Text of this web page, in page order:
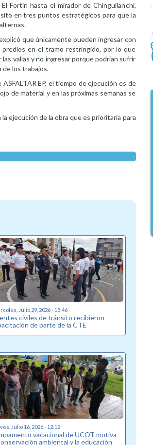
Fortín hasta el mirador de Chinguilanchi,
en tres puntos estratégicos para que la
que únicamente pueden ingresar con
en el tramo restringido, por lo que
las vallas y no ingresar porque podrían sufrir
de los trabajos.
EP, el tiempo de ejecución es de
de material y en las próximas semanas se
ejecución de la obra que es prioritaria para
Julio 29, 2026 - 15:46
civiles de tránsito recibieron
de parte de la CTE
Julio 16, 2026 - 12:12
vacacional de UCOT motiva
ambiental y la educación